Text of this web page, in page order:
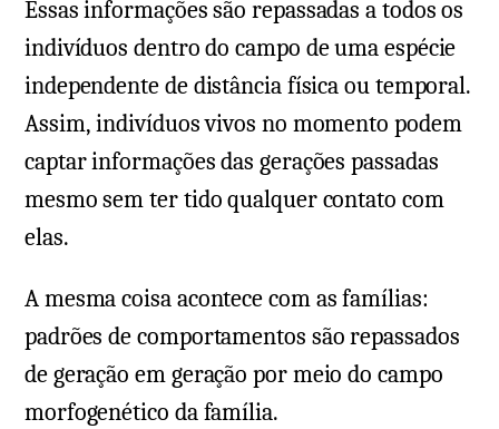
Essas informações são repassadas a todos os
indivíduos dentro do campo de uma espécie
independente de distância física ou temporal.
Assim, indivíduos vivos no momento podem
captar informações das gerações passadas
mesmo sem ter tido qualquer contato com
elas.
A mesma coisa acontece com as famílias:
padrões de comportamentos são repassados
de geração em geração por meio do campo
morfogenético da família.